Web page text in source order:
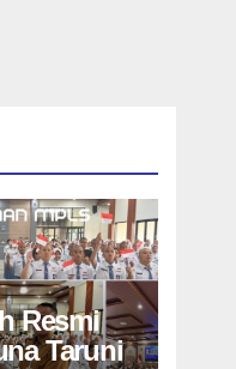
Resmi
Taruni